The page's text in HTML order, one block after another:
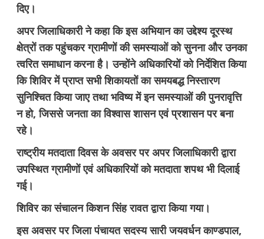
दिए।
अपर जिलाधिकारी ने कहा कि इस अभियान का उद्देश्य दूरस्थ
क्षेत्रों तक पहुंचकर ग्रामीणों की समस्याओं को सुनना और उनका
त्वरित समाधान करना है। उन्होंने अधिकारियों को निर्देशित किया
कि शिविर में प्राप्त सभी शिकायतों का समयबद्ध निस्तारण
सुनिश्चित किया जाए तथा भविष्य में इन समस्याओं की पुनरावृत्ति
न हो, जिससे जनता का विश्वास शासन एवं प्रशासन पर बना
रहे।
राष्ट्रीय मतदाता दिवस के अवसर पर अपर जिलाधिकारी द्वारा
उपस्थित ग्रामीणों एवं अधिकारियों को मतदाता शपथ भी दिलाई
गई।
शिविर का संचालन किशन सिंह रावत द्वारा किया गया।
इस अवसर पर जिला पंचायत सदस्य सारी जयवर्धन काण्डपाल,